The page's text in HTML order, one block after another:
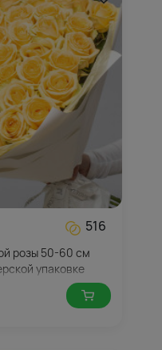
516
розы 50-60 см
упаковке